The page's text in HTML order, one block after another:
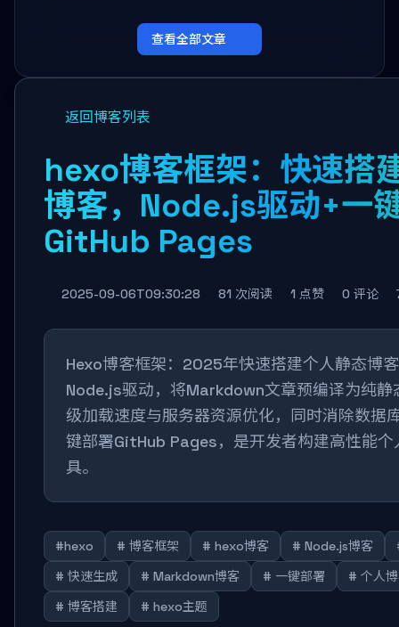
查看全部文章
返回博客列表
hexo博客框架：快速搭
博客，Node.js驱动+一
GitHub Pages
2025-09-06T09:30:28 81 次阅读 1 点赞 0 评论
Hexo博客框架：2025年快速搭建个人静态博
Node.js驱动，将Markdown文章预编译为纯静
级加载速度与服务器资源优化，同时消除数据
键部署GitHub Pages，是开发者构建高性能个
具。
#hexo # 博客框架 # hexo博客 # Node.js博客
# 快速生成
# Markdown博客 # 一键部署
# 个人
# 博客搭建
# hexo主题